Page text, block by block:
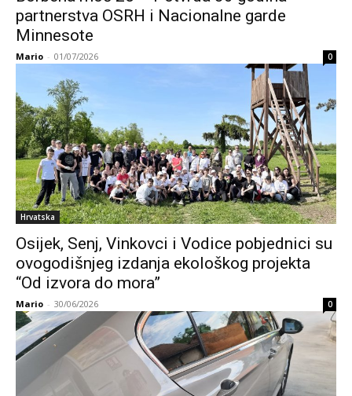
partnerstva OSRH i Nacionalne garde
Minnesote
Mario - 01/07/2026 0
Hrvatska
Osijek, Senj, Vinkovci i Vodice pobjednici su
ovogodišnjeg izdanja ekološkog projekta
“Od izvora do mora”
Mario - 30/06/2026 0